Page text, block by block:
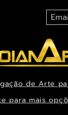
Alegre
de Arte
para mais